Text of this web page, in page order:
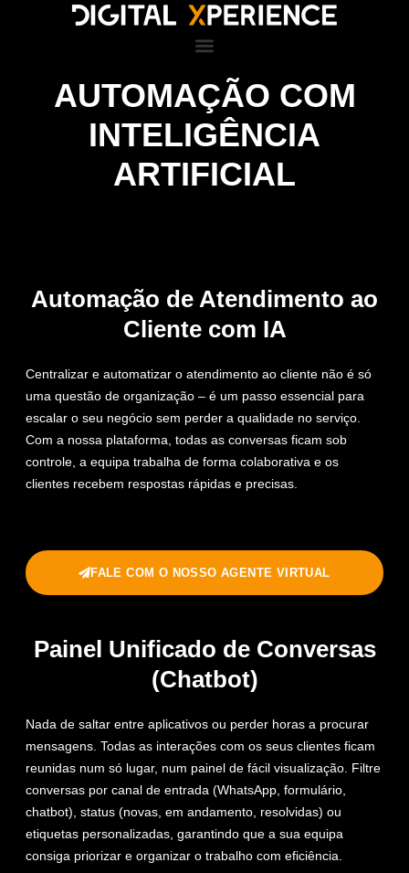
AUTOMAÇÃO COM
INTELIGÊNCIA
ARTIFICIAL
Automação de Atendimento ao
Cliente com IA
Centralizar e automatizar o atendimento ao cliente não é só
uma questão de organização – é um passo essencial para
escalar o seu negócio sem perder a qualidade no serviço.
Com a nossa plataforma, todas as conversas ficam sob
controle, a equipa trabalha de forma colaborativa e os
clientes recebem respostas rápidas e precisas.
FALE COM O NOSSO AGENTE VIRTUAL
Painel Unificado de Conversas
(Chatbot)
Nada de saltar entre aplicativos ou perder horas a procurar
mensagens. Todas as interações com os seus clientes ficam
reunidas num só lugar, num painel de fácil visualização. Filtre
conversas por canal de entrada (WhatsApp, formulário,
chatbot), status (novas, em andamento, resolvidas) ou
etiquetas personalizadas, garantindo que a sua equipa
consiga priorizar e organizar o trabalho com eficiência.